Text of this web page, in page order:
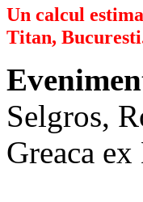
Un calcul
Titan,
Selgros,
Greaca